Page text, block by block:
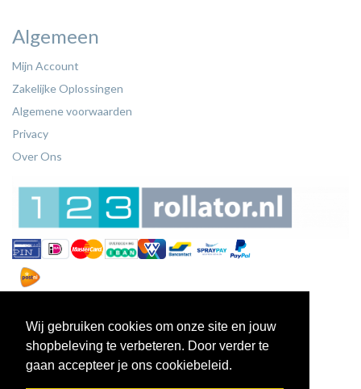
Wij gebruiken cookies om onze site en jouw
shopbeleving te verbeteren. Door verder te
gaan accepteer je ons cookiebeleid.
Algemeen
Mijn Account
Zakelijke Oplossingen
Algemene voorwaarden
Privacy
Over Ons